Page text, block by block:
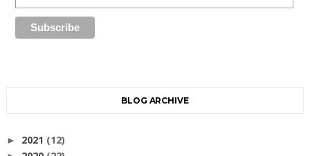
BLOG ARCHIVE
► 2021 (12)